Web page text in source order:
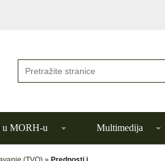
u MORH-u Multimedija